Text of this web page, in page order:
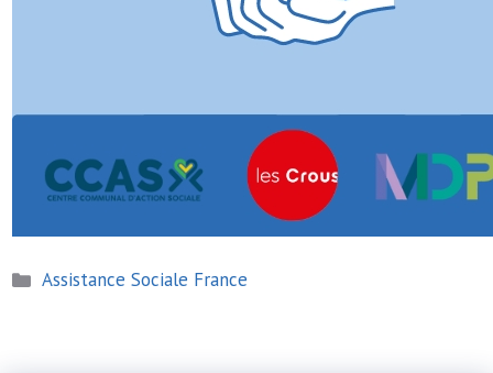
Catégories
Assistance Sociale France